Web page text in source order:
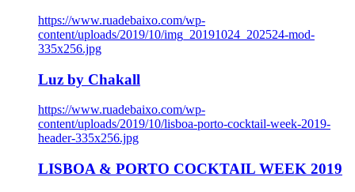
https://www.ruadebaixo.com/wp-
content/uploads/2019/10/img_20191024_202524-mod-
335x256.jpg
Luz by Chakall
https://www.ruadebaixo.com/wp-
content/uploads/2019/10/lisboa-porto-cocktail-week-2019-
header-335x256.jpg
LISBOA & PORTO COCKTAIL WEEK 2019